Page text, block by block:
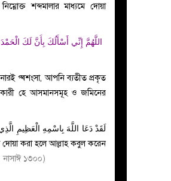
শব্দমালার মাধ্যমে দোয়া
اللَّهُمَّ إِنِّي أَسْأَلُكَ بِأَنَّ لَكَ
প্ৰশংসা, আপনি ব্যতীত প্রকৃত
হে আসমানসমূহ ও জমিনের
لَقَدْ دَعَا اللَّهَ بِاسْمِهِ الْعَظِيمِ
দোয়া করা হলে আল্লাহ কবুল করেন
১৩০০)